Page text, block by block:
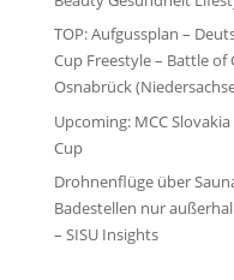
TOP: Aufgussplan –
Cup Freestyle – Battle
Osnabrück
Upcoming: MCC
Cup
Drohnenflüge über
Badestellen nur
– SISU Insights